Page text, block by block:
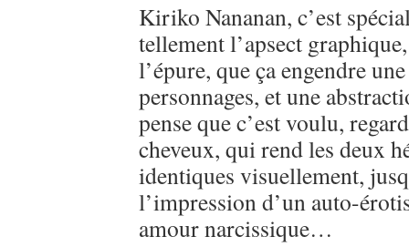
Kiriko Nananan, c’est
tellement l’apsect
l’épure, que ça engendre
personnages, et une
pense que c’est voulu,
cheveux, qui rend les deux
identiques visuellement,
l’impression d’un auto-
amour narcissique…